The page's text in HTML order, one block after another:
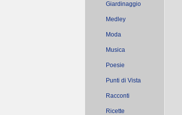
Giardinaggio
Medley
Moda
Musica
Poesie
Punti di Vista
Racconti
Ricette